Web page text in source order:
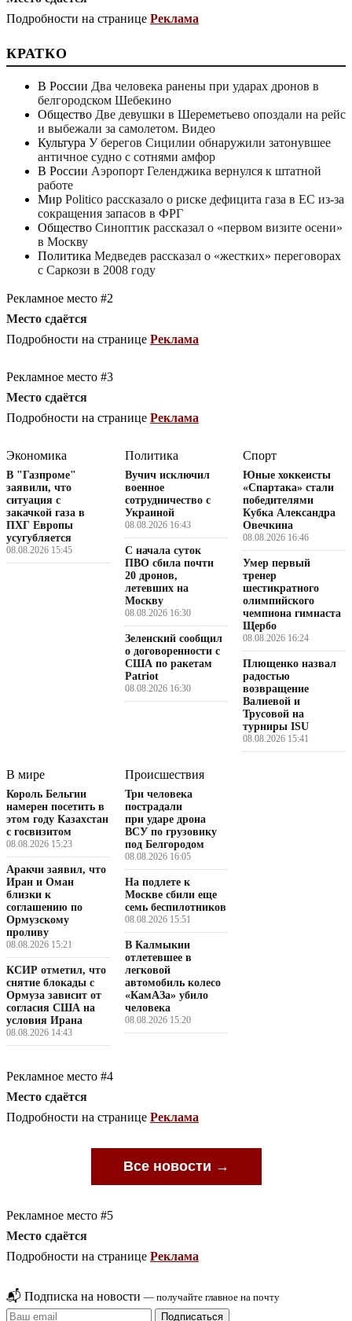
Подробности на странице Реклама
КРАТКО
В России Два человека ранены при ударах дронов в
белгородском Шебекино
Общество Две девушки в Шереметьево опоздали на рейс
и выбежали за самолетом. Видео
Культура У берегов Сицилии обнаружили затонувшее
античное судно с сотнями амфор
В России Аэропорт Геленджика вернулся к штатной
работе
Мир Politico рассказало о риске дефицита газа в ЕС из-за
сокращения запасов в ФРГ
Общество Синоптик рассказал о «первом визите осени»
в Москву
Политика Медведев рассказал о «жестких» переговорах
с Саркози в 2008 году
Рекламное место #2
Место сдаётся
Подробности на странице Реклама
Рекламное место #3
Место сдаётся
Подробности на странице Реклама
Экономика
В "Газпроме"
заявили, что
ситуация с
закачкой газа в
ПХГ Европы
усугубляется
08.08.2026 15:45
Политика
Вучич исключил
военное
сотрудничество с
Украиной
08.08.2026 16:43
С начала суток
ПВО сбила почти
20 дронов,
летевших на
Москву
08.08.2026 16:30
Зеленский сообщил
о договоренности с
США по ракетам
Patriot
08.08.2026 16:30
Спорт
Юные хоккеисты
«Спартака» стали
победителями
Кубка Александра
Овечкина
08.08.2026 16:46
Умер первый
тренер
шестикратного
олимпийского
чемпиона гимнаста
Щербо
08.08.2026 16:24
Плющенко назвал
радостью
возвращение
Валиевой и
Трусовой на
турниры ISU
08.08.2026 15:41
В мире
Король Бельгии
намерен посетить в
этом году Казахстан
с госвизитом
08.08.2026 15:23
Аракчи заявил, что
Иран и Оман
близки к
соглашению по
Ормузскому
проливу
08.08.2026 15:21
КСИР отметил, что
снятие блокады с
Ормуза зависит от
согласия США на
условия Ирана
08.08.2026 14:43
Происшествия
Три человека
пострадали
при ударе дрона
ВСУ по грузовику
под Белгородом
08.08.2026 16:05
На подлете к
Москве сбили еще
семь беспилотников
08.08.2026 15:51
В Калмыкии
отлетевшее в
легковой
автомобиль колесо
«КамАЗа» убило
человека
08.08.2026 15:20
Рекламное место #4
Место сдаётся
Подробности на странице Реклама
Все новости →
Рекламное место #5
Место сдаётся
Подробности на странице Реклама
📬 Подписка на новости — получайте главное на почту
Подписаться